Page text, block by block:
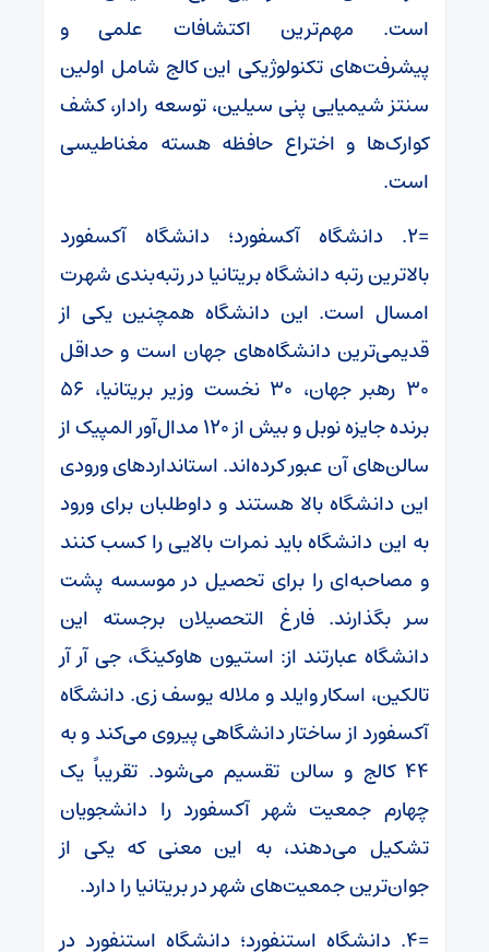
است. مهم‌ترین اکتشافات علمی و
پیشرفت‌های تکنولوژیکی این کالج شامل اولین
سنتز شیمیایی پنی سیلین، توسعه رادار، کشف
کوارک‌ها و اختراع حافظه هسته مغناطیسی
است.
=۲. دانشگاه آکسفورد؛ دانشگاه آکسفورد
بالاترین رتبه دانشگاه بریتانیا در رتبه‌بندی شهرت
امسال است. این دانشگاه همچنین یکی از
قدیمی‌ترین دانشگاه‌های جهان است و حداقل
۳۰ رهبر جهان، ۳۰ نخست وزیر بریتانیا، ۵۶
برنده جایزه نوبل و بیش از ۱۲۰ مدال‌آور المپیک از
سالن‌های آن عبور کرده‌اند. استانداردهای ورودی
این دانشگاه بالا هستند و داوطلبان برای ورود
به این دانشگاه باید نمرات بالایی را کسب کنند
و مصاحبه‌ای را برای تحصیل در موسسه پشت
سر بگذارند. فارغ التحصیلان برجسته این
دانشگاه عبارتند از: استیون هاوکینگ، جی آر آر
تالکین، اسکار وایلد و ملاله یوسف زی. دانشگاه
آکسفورد از ساختار دانشگاهی پیروی می‌کند و به
۴۴ کالج و سالن تقسیم می‌شود. تقریباً یک
چهارم جمعیت شهر آکسفورد را دانشجویان
تشکیل می‌دهند، به این معنی که یکی از
جوان‌ترین جمعیت‌های شهر در بریتانیا را دارد.
=۴. دانشگاه استنفورد؛ دانشگاه استنفورد در